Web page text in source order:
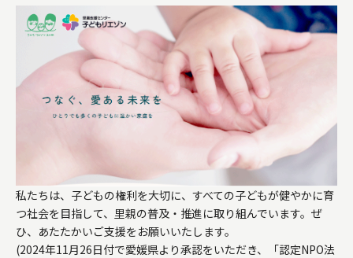
私たちは、子どもの権利を大切に、すべての子どもが健やかに育
つ社会を目指して、里親の普及・推進に取り組んでいます。ぜ
ひ、あたたかいご支援をお願いいたします。
(2024年11月26日付で愛媛県より承認をいただき、「認定NPO法